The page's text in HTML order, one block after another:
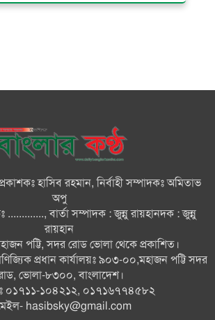
ক্ষমতার কেন্দ্র গণভবন থেকে রক্তাক্ত
৩০০ রোগীকে বিনামূল্যে চিকিৎসাসেবা
ভোলায় ১১ দলীয় জোটের বিক্ষোভ
সমাবেশ ও গণমিছিল
বোরহানউদ্দিনে কিশোরীকে সংঘবদ্ধ
ধর্ষণ ও ভিডিও ধারণ ও ছড়িয়ে
দেওয়ার অভিযোগ তিন জন গ্রেপ্তার,
থানায় মামলা
ভোলায় নানা আয়োজনে জুলাই
গণঅভ্যুত্থান দিবস পালন
হাসিব রহমান, নির্বাহী সম্পাদকঃ অমিতাভ
অপু
............., বার্তা সম্পাদক : জুন্নু রায়হানদক : জুন্নু
রায়হান
মহাজন পট্টি, সদর রোড ভোলা থেকে প্রকাশিত।
প্রধান কার্যালয়ঃ ৯০৩-০০,মহাজন পট্টি সদর
ভোলা-৮৩০০, বাংলাদেশ।
০১৭১১-১০৪২১২, ০১৭১৬৭৭৪৫৮২
hasibsky@gmail.com